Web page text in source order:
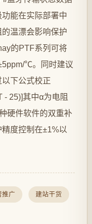
能在实际部署中
温漂会影响保护
的PTF系列可将
℃。同时建议
下公式校正
- 25)]其中α为电阻
硬件软件的双重补
度控制在±1%以
推广 建站干货